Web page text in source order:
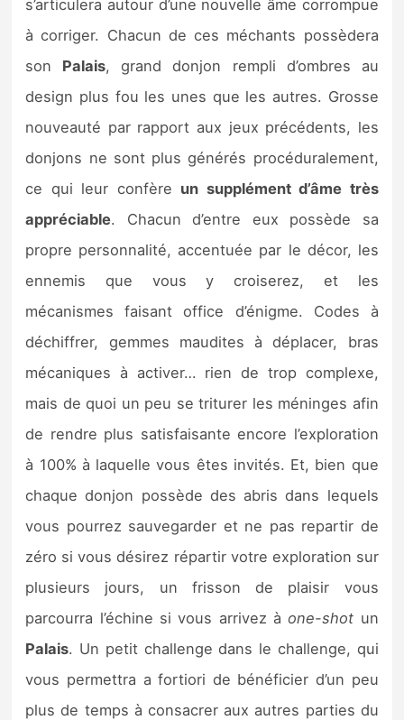
s’articulera autour d’une nouvelle âme corrompue
à corriger. Chacun de ces méchants possèdera
son Palais, grand donjon rempli d’ombres au
design plus fou les unes que les autres. Grosse
nouveauté par rapport aux jeux précédents, les
donjons ne sont plus générés procéduralement,
ce qui leur confère un supplément d’âme très
appréciable. Chacun d’entre eux possède sa
propre personnalité, accentuée par le décor, les
ennemis que vous y croiserez, et les
mécanismes faisant office d’énigme. Codes à
déchiffrer, gemmes maudites à déplacer, bras
mécaniques à activer… rien de trop complexe,
mais de quoi un peu se triturer les méninges afin
de rendre plus satisfaisante encore l’exploration
à 100% à laquelle vous êtes invités. Et, bien que
chaque donjon possède des abris dans lequels
vous pourrez sauvegarder et ne pas repartir de
zéro si vous désirez répartir votre exploration sur
plusieurs jours, un frisson de plaisir vous
parcourra l’échine si vous arrivez àone-shot un
Palais. Un petit challenge dans le challenge, qui
vous permettra a fortiori de bénéficier d’un peu
plus de temps à consacrer aux autres parties du